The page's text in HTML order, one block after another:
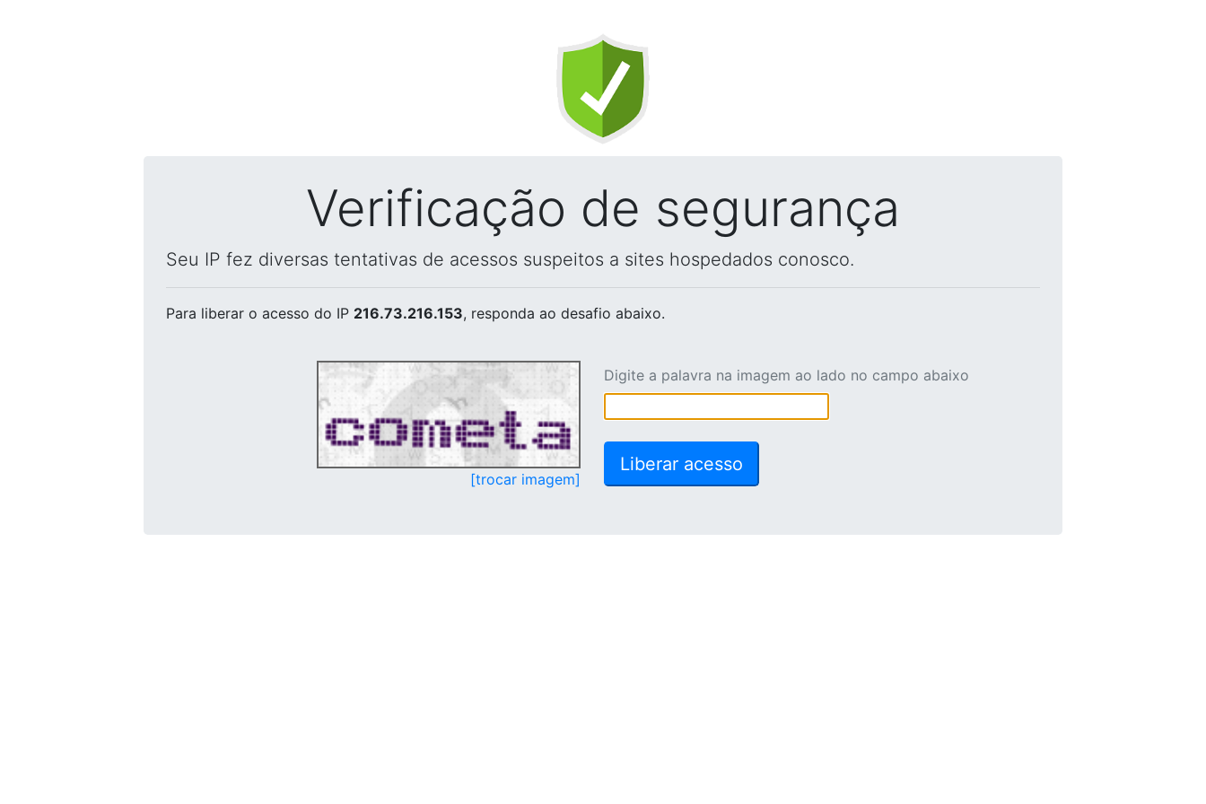
Verificação de segurança
Seu IP fez diversas tentativas de acessos suspeitos a sites hospedados conosco.
Para liberar o acesso do IP 216.73.216.153, responda ao desafio abaixo.
[trocar imagem]
Digite a palavra na imagem ao lado no campo abaixo